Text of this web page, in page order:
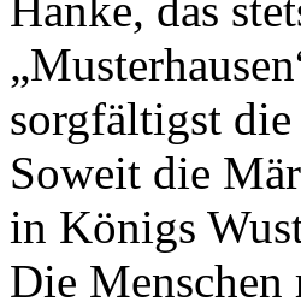
sorgfältigst die
Soweit die
in Königs
Die